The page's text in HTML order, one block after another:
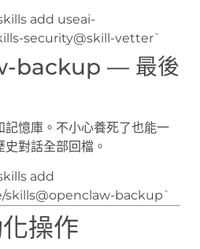
add useai-
security@skill-vetter`
backup — 最後
記憶庫。不小心養死了也能一
對話全部回檔。
add
backup`
操作